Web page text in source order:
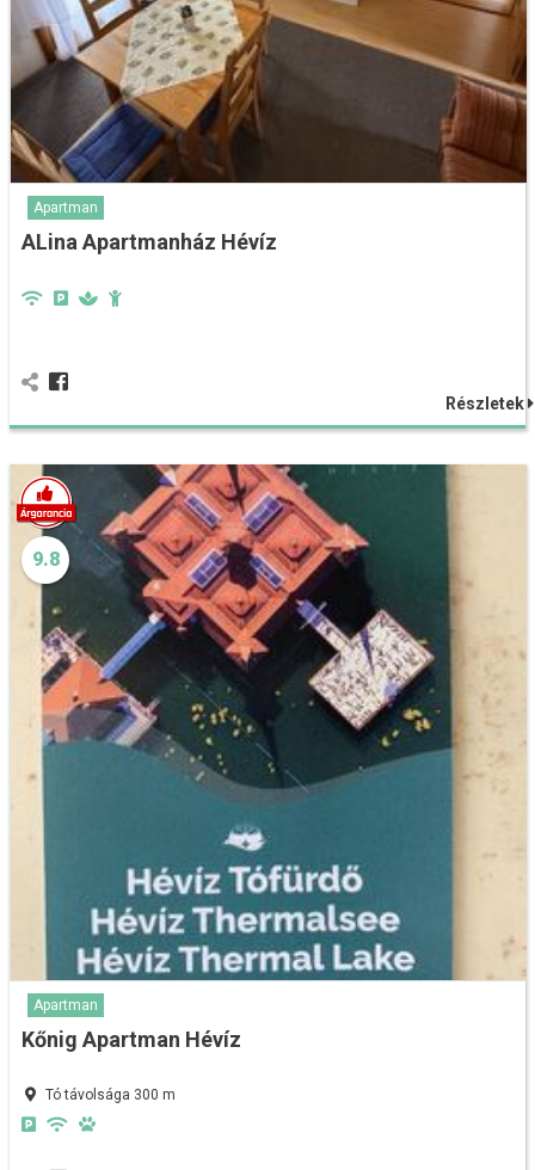
Apartman
ALina Apartmanház Hévíz
Részletek
9.8
Apartman
Kőnig Apartman Hévíz
Tó távolsága 300 m